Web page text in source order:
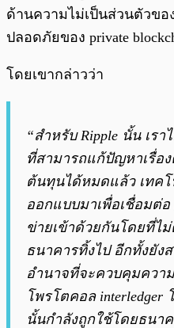
ด้านความไม่เป็นส่วนตัวข
ปลอดภัยของ private
โดยเขากล่าวว่า
“สำหรับ Ripple นั้น เร
ที่สามารถแก้ปัญหาเรื่อ
ต้นทุนได้หมดแล้ว เทคโ
ออกแบบมาเพื่อเชื่อมต่อ
ข่ายเข้าด้วยกันโดยที่ไ
ธนาคารทิ้งไป อีกทั้งยัง
อำนาจที่จะควบคุมควา
โพรโตคอล interledger
นั้นกำลังถูกใช้โดยธนาค